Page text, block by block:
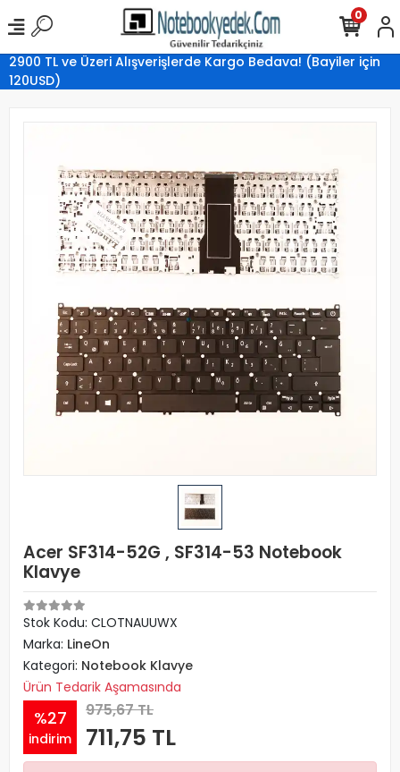
2900 TL ve Üzeri Alışverişlerde Kargo Bedava! (Bayiler için
120USD)
0
Acer SF314-52G , SF314-53 Notebook
Klavye
Stok Kodu: CLOTNAUUWX
Marka: LineOn
Kategori: Notebook Klavye
Ürün Tedarik Aşamasında
%27
indirim
975,67 TL
711,75 TL